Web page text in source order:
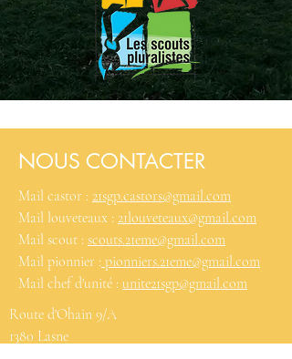
NOUS CONTACTER
Mail castor : 21sgp.castors@gmail.com
Mail louveteaux : 21louveteaux@gmail.com
Mail scout : scouts.21eme@gmail.com
Mail pionnier : pionniers.21eme@gmail.com
Mail chef d'unité : unite21sgp@gmail.com
Route d'Ohain 9/A
1380 Lasne